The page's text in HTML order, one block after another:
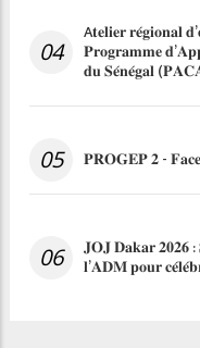
04
A𝐭𝐞𝐥𝐢𝐞𝐫 𝐫𝐞́𝐠𝐢𝐨𝐧𝐚𝐥
𝐏𝐫𝐨𝐠𝐫𝐚𝐦𝐦𝐞
𝐝𝐮 𝐒𝐞́𝐧𝐞́𝐠𝐚𝐥
05 𝐏𝐑𝐎𝐆𝐄𝐏 𝟐 - 𝐅𝐚𝐜𝐞 𝐚̀
06 𝐉𝐎𝐉 𝐃𝐚𝐤𝐚𝐫 𝟐𝟎𝟐𝟔 :
𝐥’𝐀𝐃𝐌 𝐩𝐨𝐮𝐫